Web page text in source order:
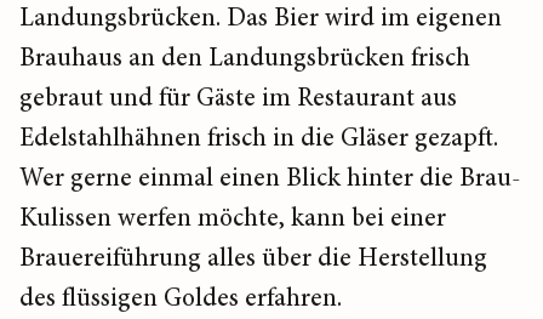
Landungsbrücken. Das Bier wird im eigenen
Brauhaus an den Landungsbrücken frisch
gebraut und für Gäste im Restaurant aus
Edelstahlhähnen frisch in die Gläser gezapft.
Wer gerne einmal einen Blick hinter die Brau-
Kulissen werfen möchte, kann bei einer
Brauereiführung alles über die Herstellung
des flüssigen Goldes erfahren.